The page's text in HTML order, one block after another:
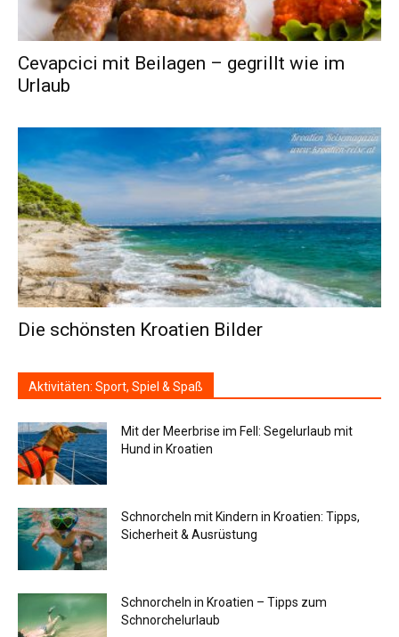
Cevapcici mit Beilagen – gegrillt wie im
Urlaub
Die schönsten Kroatien Bilder
Aktivitäten: Sport, Spiel & Spaß
Mit der Meerbrise im Fell: Segelurlaub mit
Hund in Kroatien
Schnorcheln mit Kindern in Kroatien: Tipps,
Sicherheit & Ausrüstung
Schnorcheln in Kroatien – Tipps zum
Schnorchelurlaub